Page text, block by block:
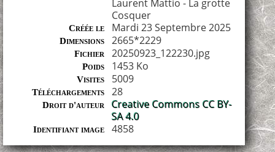
Laurent Mattio - La grotte
Cosquer
Créée le Mardi 23 Septembre 2025
Dimensions 2665*2229
Fichier 20250923_122230.jpg
Poids 1453 Ko
Visites 5009
Téléchargements 28
Droit d'auteur
Creative Commons CC BY-
SA 4.0
Identifiant image 4858